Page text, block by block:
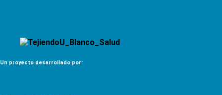
Un proyecto desarrollado por: